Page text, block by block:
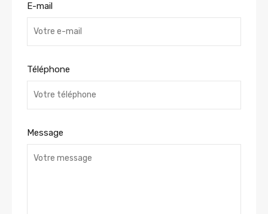
E-mail
Téléphone
Message